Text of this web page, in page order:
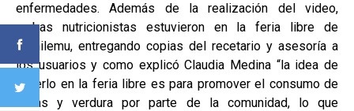
enfermedades. Además de la realización del video,
ambas nutricionistas estuvieron en la feria libre de
Pichilemu, entregando copias del recetario y asesoría a
los usuarios y como explicó Claudia Medina “la idea de
hacerlo en la feria libre es para promover el consumo de
frutas y verdura por parte de la comunidad, lo que